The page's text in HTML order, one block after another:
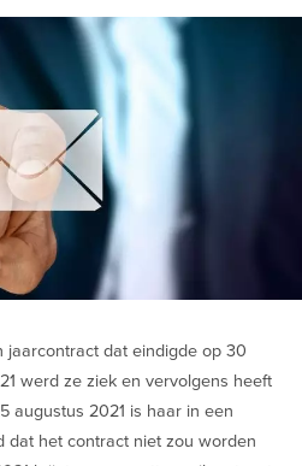
jaarcontract dat eindigde op 30
werd ze ziek en vervolgens heeft
augustus 2021 is haar in een
dat het contract niet zou worden